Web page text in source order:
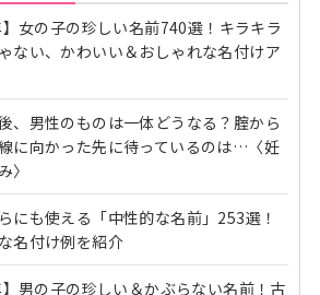
】女の子の珍しい名前740選！キラキラ
ない、かわいい＆おしゃれな名付けア
、男性のものは一体どうなる？腟から
に向かった先に待っているのは…〈妊
〉
にも使える「中性的な名前」253選！
名付け例を紹介
】男の子の珍しい＆かぶらない名前！古